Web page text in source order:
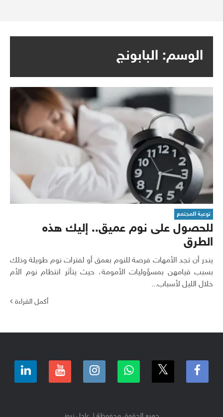
الوسم: البابونج
توعية المجتمع
للحصول على نوم عميق.. إليك هذه
الطرق
يندر أن تجد الأمهات فرصة للنوم بعمق أو لفترات نوم طويلة وذلك
بسبب قيامهن بمسؤوليات الأمومة، حيث يتأثر انتظام نوم الأم
خلال الليل لأسباب...
أكمل القراءة